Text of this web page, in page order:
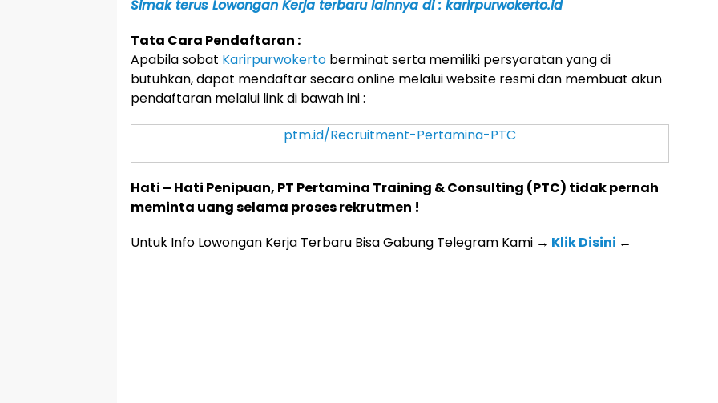
Simak terus Lowongan Kerja terbaru lainnya di : karirpurwokerto.id
Tata Cara Pendaftaran :
Apabila sobat Karirpurwokerto berminat serta memiliki persyaratan yang di
butuhkan, dapat mendaftar secara online melalui website resmi dan membuat akun
pendaftaran melalui link di bawah ini :
ptm.id/Recruitment-Pertamina-PTC
Hati – Hati Penipuan, PT Pertamina Training & Consulting (PTC) tidak pernah
meminta uang selama proses rekrutmen !
Untuk Info Lowongan Kerja Terbaru Bisa Gabung Telegram Kami → Klik Disini ←